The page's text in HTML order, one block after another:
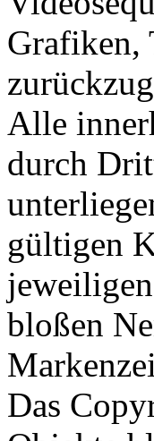
Grafiken,
Alle
durch
gültigen
bloßen
Das